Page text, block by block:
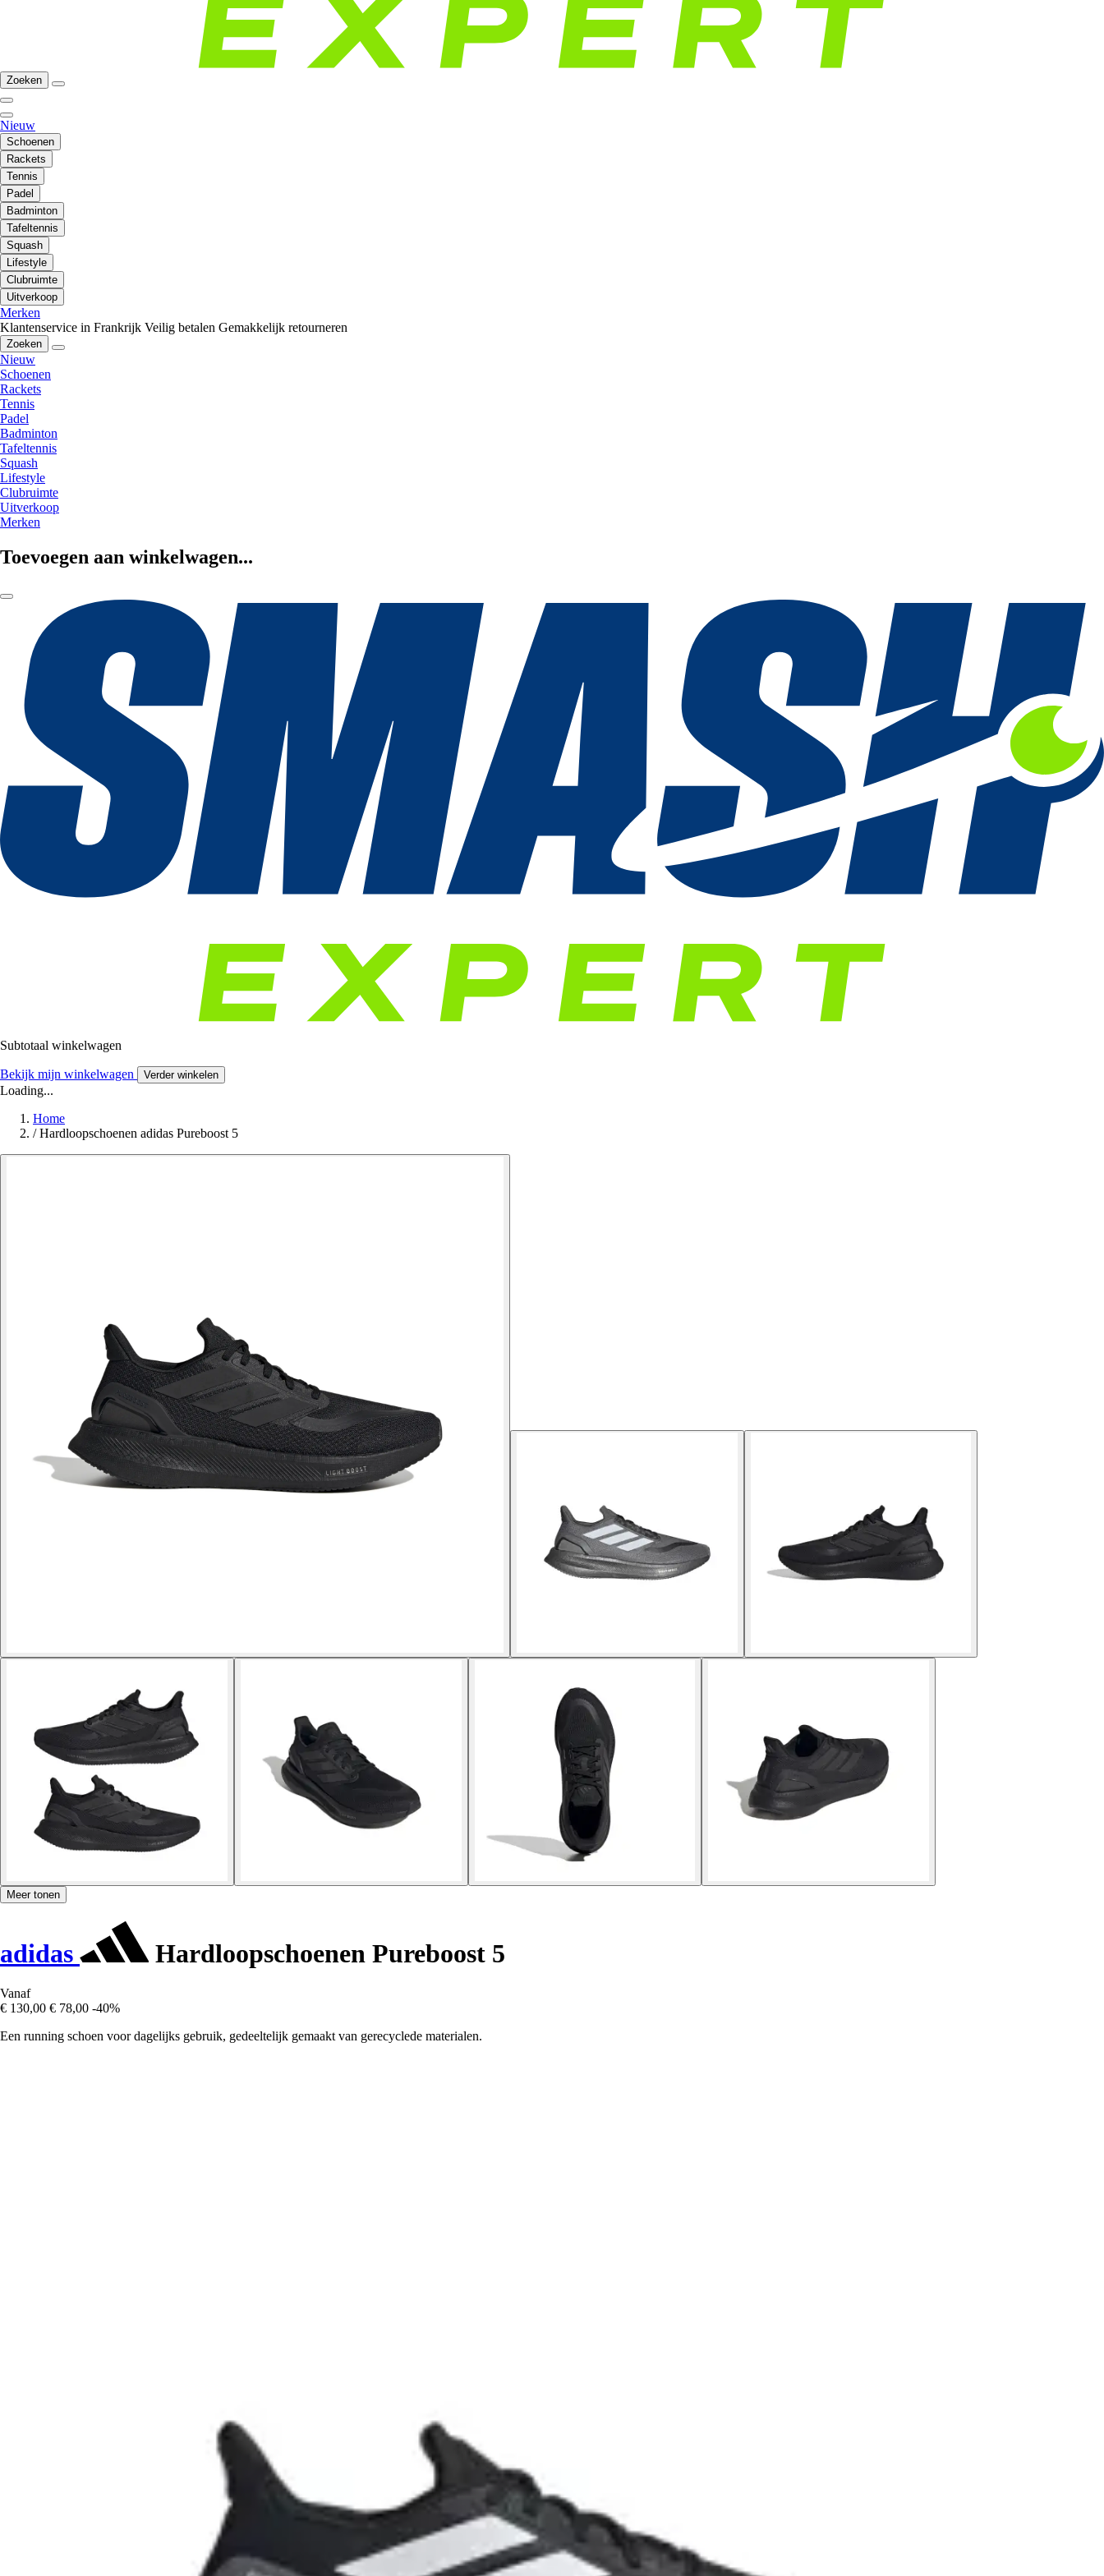
Zoeken
Nieuw
Schoenen
Rackets
Tennis
Padel
Badminton
Tafeltennis
Squash
Lifestyle
Clubruimte
Uitverkoop
Merken
Klantenservice in Frankrijk Veilig betalen Gemakkelijk retourneren
Zoeken
Nieuw
Schoenen
Rackets
Tennis
Padel
Badminton
Tafeltennis
Squash
Lifestyle
Clubruimte
Uitverkoop
Merken
Toevoegen aan winkelwagen...
Subtotaal winkelwagen
Bekijk mijn winkelwagen Verder winkelen
Loading...
Home
/ Hardloopschoenen adidas Pureboost 5
Meer tonen
adidas Hardloopschoenen Pureboost 5
Vanaf
€ 130,00 € 78,00 -40%
Een running schoen voor dagelijks gebruik, gedeeltelijk gemaakt van gerecyclede materialen.